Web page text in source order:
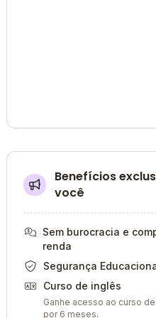
Benefícios
você
Sem burocracia e
renda
Segurança
Curso de inglês
Ganhe acesso ao curso
por 6 meses.